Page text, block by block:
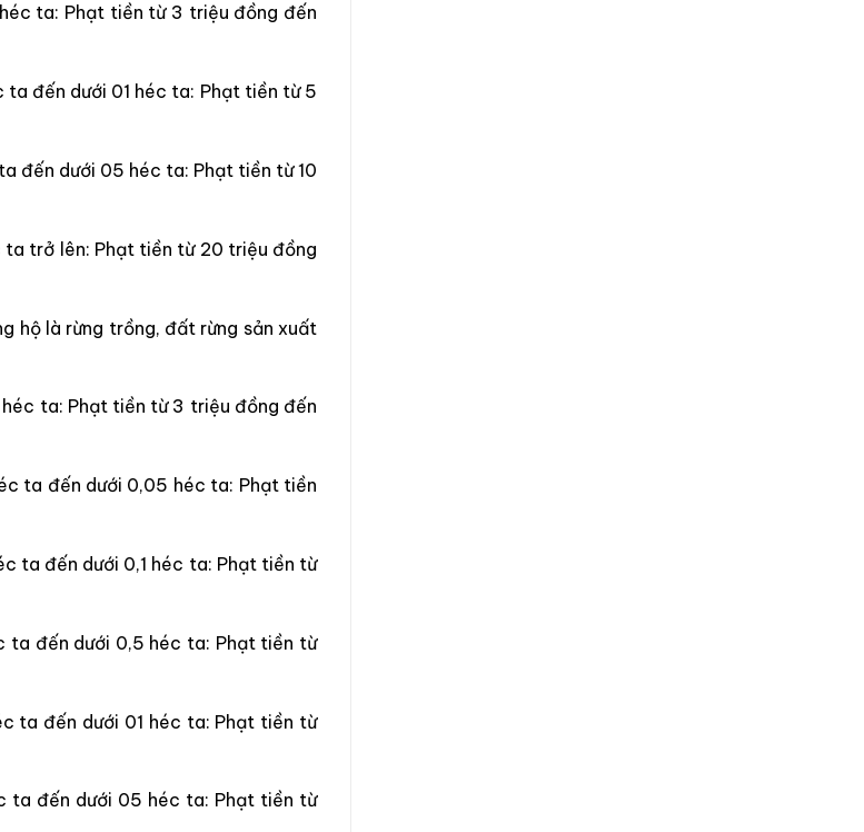
ta: Phạt tiền từ 3 triệu đồng đến
đến dưới 01 héc ta: Phạt tiền từ 5
đến dưới 05 héc ta: Phạt tiền từ 10
trở lên: Phạt tiền từ 20 triệu đồng
hộ là rừng trồng, đất rừng sản xuất
ta: Phạt tiền từ 3 triệu đồng đến
ta đến dưới 0,05 héc ta: Phạt tiền
ta đến dưới 0,1 héc ta: Phạt tiền từ
ta đến dưới 0,5 héc ta: Phạt tiền từ
ta đến dưới 01 héc ta: Phạt tiền từ
ta đến dưới 05 héc ta: Phạt tiền từ